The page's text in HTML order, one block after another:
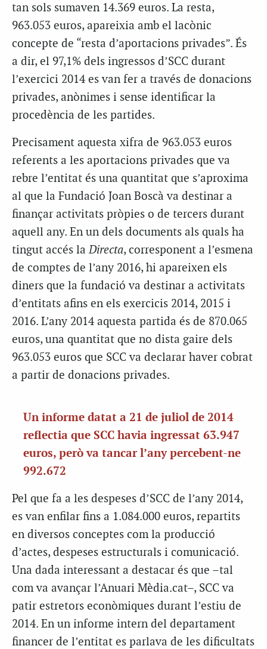
tan sols sumaven 14.369 euros. La resta,
963.053 euros, apareixia amb el lacònic
concepte de “resta d’aportacions privades”. És
a dir, el 97,1% dels ingressos d’SCC durant
l’exercici 2014 es van fer a través de donacions
privades, anònimes i sense identificar la
procedència de les partides.
Precisament aquesta xifra de 963.053 euros
referents a les aportacions privades que va
rebre l’entitat és una quantitat que s’aproxima
al que la Fundació Joan Boscà va destinar a
finançar activitats pròpies o de tercers durant
aquell any. En un dels documents als quals ha
tingut accés laDirecta, corresponent a l’esmena
de comptes de l’any 2016, hi apareixen els
diners que la fundació va destinar a activitats
d’entitats afins en els exercicis 2014, 2015 i
2016. L’any 2014 aquesta partida és de 870.065
euros, una quantitat que no dista gaire dels
963.053 euros que SCC va declarar haver cobrat
a partir de donacions privades.
Un informe datat a 21 de juliol de 2014
reflectia que SCC havia ingressat 63.947
euros, però va tancar l’any percebent-ne
992.672
Pel que fa a les despeses d’SCC de l’any 2014,
es van enfilar fins a 1.084.000 euros, repartits
en diversos conceptes com la producció
d’actes, despeses estructurals i comunicació.
Una dada interessant a destacar és que –tal
com va avançar l’Anuari Mèdia.cat–, SCC va
patir estretors econòmiques durant l’estiu de
2014. En un informe intern del departament
financer de l’entitat es parlava de les dificultats